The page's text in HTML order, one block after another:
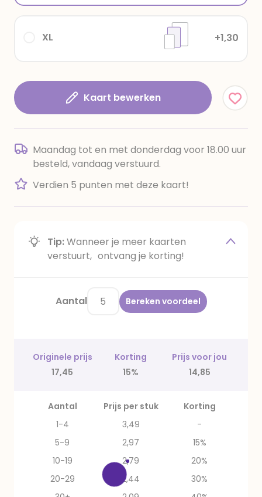
XL +1,30
Kaart bewerken
Maandag tot en met donderdag voor 18.00 uur
besteld, vandaag verstuurd.
Verdien 5 punten met deze kaart!
Tip:Wanneer je meer kaarten
verstuurt, ontvang je korting!
Aantal Bereken voordeel
Originele prijs Korting
Prijs voor jou
17,45
15% 14,85
Aantal Prijs per stuk
Korting
1-4
3,49
-
5-9
2,97
15%
10-19
2,79
20%
20-29
2,44
30%